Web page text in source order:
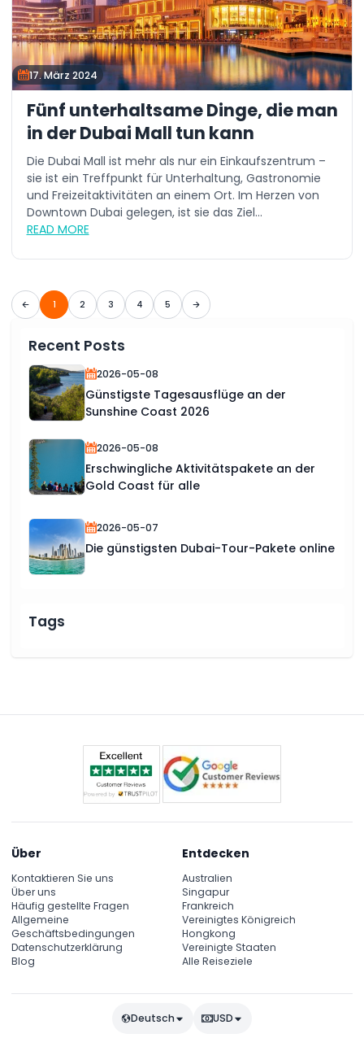
17. März 2024
Fünf unterhaltsame Dinge, die man
in der Dubai Mall tun kann
Die Dubai Mall ist mehr als nur ein Einkaufszentrum –
sie ist ein Treffpunkt für Unterhaltung, Gastronomie
und Freizeitaktivitäten an einem Ort. Im Herzen von
Downtown Dubai gelegen, ist sie das Ziel...
READ MORE
1 2 3 4 5
Recent Posts
2026-05-08
Günstigste Tagesausflüge an der
Sunshine Coast 2026
2026-05-08
Erschwingliche Aktivitätspakete an der
Gold Coast für alle
2026-05-07
Die günstigsten Dubai-Tour-Pakete online
Tags
Über
Kontaktieren Sie uns
Über uns
Häufig gestellte Fragen
Allgemeine
Geschäftsbedingungen
Datenschutzerklärung
Blog
Entdecken
Australien
Singapur
Frankreich
Vereinigtes Königreich
Hongkong
Vereinigte Staaten
Alle Reiseziele
Deutsch USD